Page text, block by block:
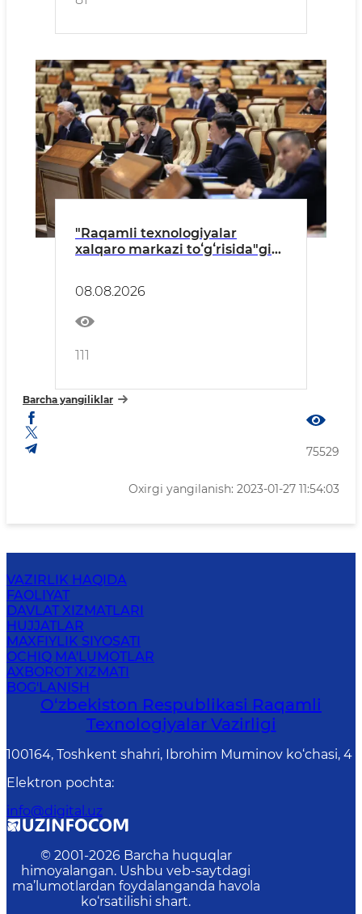
"Raqamli texnologiyalar
xalqaro markazi toʻgʻrisida"gi
08.08.2026
111
Barcha yangiliklar
75529
Oxirgi yangilanish: 2023-01-27 11:54:03
VAZIRLIK HAQIDA
FAOLIYAT
DAVLAT XIZMATLARI
HUJJATLAR
MAXFIYLIK SIYOSATI
OCHIQ MA'LUMOTLAR
AXBOROT XIZMATI
BOG'LANISH
O‘zbekiston Respublikasi Raqamli
Texnologiyalar Vazirligi
100164, Toshkent shahri, Ibrohim Muminov ko‘chasi, 4
Elektron pochta:
info@digital.uz
© 2001-2026 Barcha huquqlar
himoyalangan. Ushbu veb-saytdagi
ma’lumotlardan foydalanganda havola
ko‘rsatilishi shart.